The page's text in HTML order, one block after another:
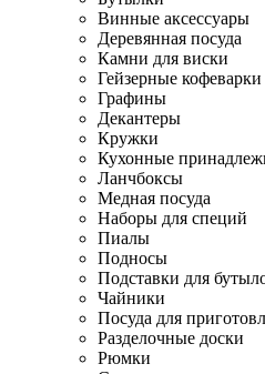
Винные аксессуары
Деревянная посуда
Камни для виски
Гейзерные кофеварки
Графины
Декантеры
Кружки
Кухонные
Ланчбоксы
Медная посуда
Наборы для специй
Пиалы
Подносы
Подставки для
Чайники
Посуда для
Разделочные доски
Рюмки